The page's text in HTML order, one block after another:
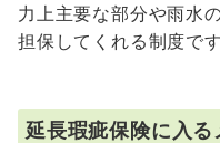
力上主要な部分や雨水
担保してくれる制度です
延長瑕疵保険に入る